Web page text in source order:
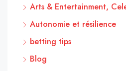
Arts & Entertainment,
Autonomie et résilience
betting tips
Blog